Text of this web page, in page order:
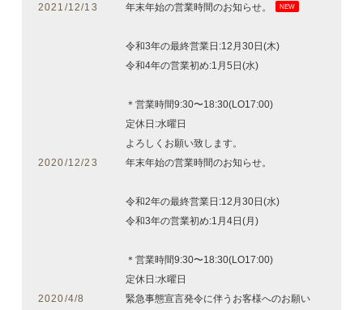
2021/12/13 年末年始の営業時間のお知らせ。 NEW
令和3年の最終営業日:12月30日(木)
令和4年の営業初め:1月5日(水)
＊営業時間9:30〜18:30(LO17:00)
定休日:水曜日
よろしくお願い致します。
2020/12/23
年末年始の営業時間のお知らせ。
令和2年の最終営業日:12月30日(水)
令和3年の営業初め:1月4日(月)
＊営業時間9:30〜18:30(LO17:00)
定休日:水曜日
2020/4/8
緊急事態宣言発令に伴うお客様へのお願い